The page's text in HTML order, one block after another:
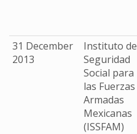
31 December
2013
Instituto de
Seguridad
Social para
las Fuerzas
Armadas
Mexicanas
(ISSFAM)